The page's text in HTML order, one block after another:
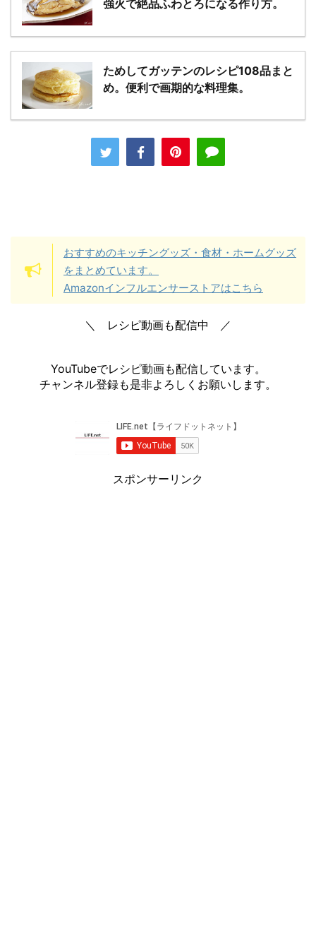
強火で絶品ふわとろになる作り方。
ためしてガッテンのレシピ108品まと
め。便利で画期的な料理集。
おすすめのキッチングッズ・食材・ホームグッズ
をまとめています。
Amazonインフルエンサーストアはこちら
＼ レシピ動画も配信中 ／
YouTubeでレシピ動画も配信しています。
チャンネル登録も是非よろしくお願いします。
スポンサーリンク